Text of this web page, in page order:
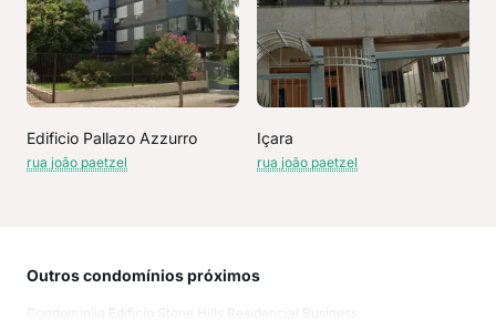
Edificio Pallazo Azzurro
rua joão paetzel
Içara
rua joão paetzel
Outros condomínios próximos
Condominiio Edificio Stone Hills Residencial Business